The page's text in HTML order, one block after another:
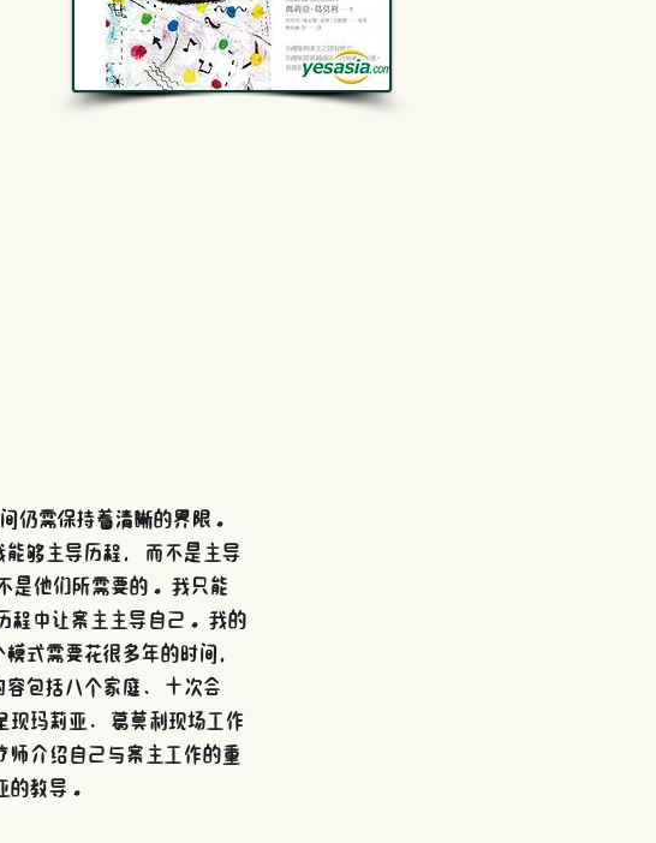
仍需保持着清晰的界限。
够主导历程，而不是主导
是他们所需要的。我只能
程中让案主主导自己。我的
式需要花很多年的时间，
包括八个家庭、十次会
玛莉亚．葛莫利现场工作
介绍自己与案主工作的重
的教导。